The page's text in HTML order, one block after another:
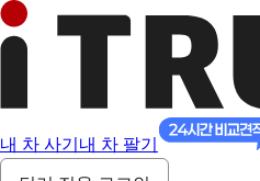
내 차 사기 내 차 팔기